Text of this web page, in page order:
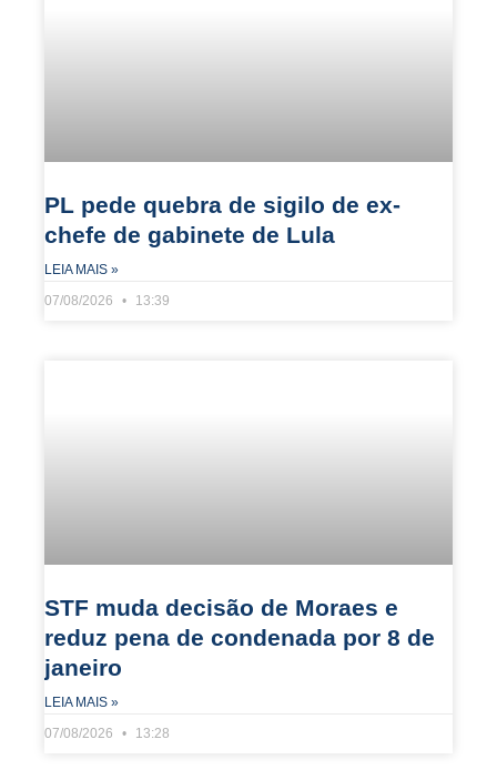
PL pede quebra de sigilo de ex-
chefe de gabinete de Lula
LEIA MAIS »
07/08/2026
13:39
STF muda decisão de Moraes e
reduz pena de condenada por 8 de
janeiro
LEIA MAIS »
07/08/2026
13:28